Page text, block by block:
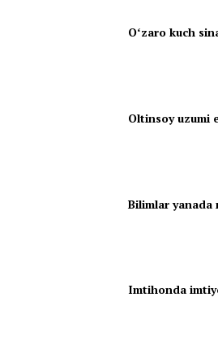
Oʻzaro kuch
Oltinsoy uzumi
Bilimlar yanada
Imtihonda